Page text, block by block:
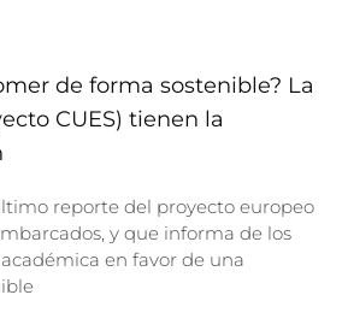
de forma sostenible? La
CUES) tienen la
reporte del proyecto europeo
y que informa de los
en favor de una